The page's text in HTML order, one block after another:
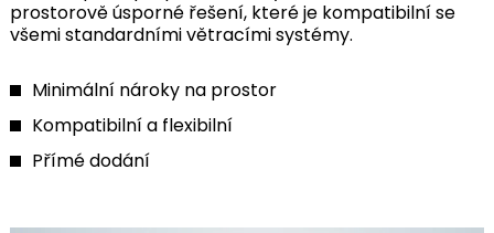
prostorově úsporné řešení, které je kompatibilní se
všemi standardními větracími systémy.
Minimální nároky na prostor
Kompatibilní a flexibilní
Přímé dodání